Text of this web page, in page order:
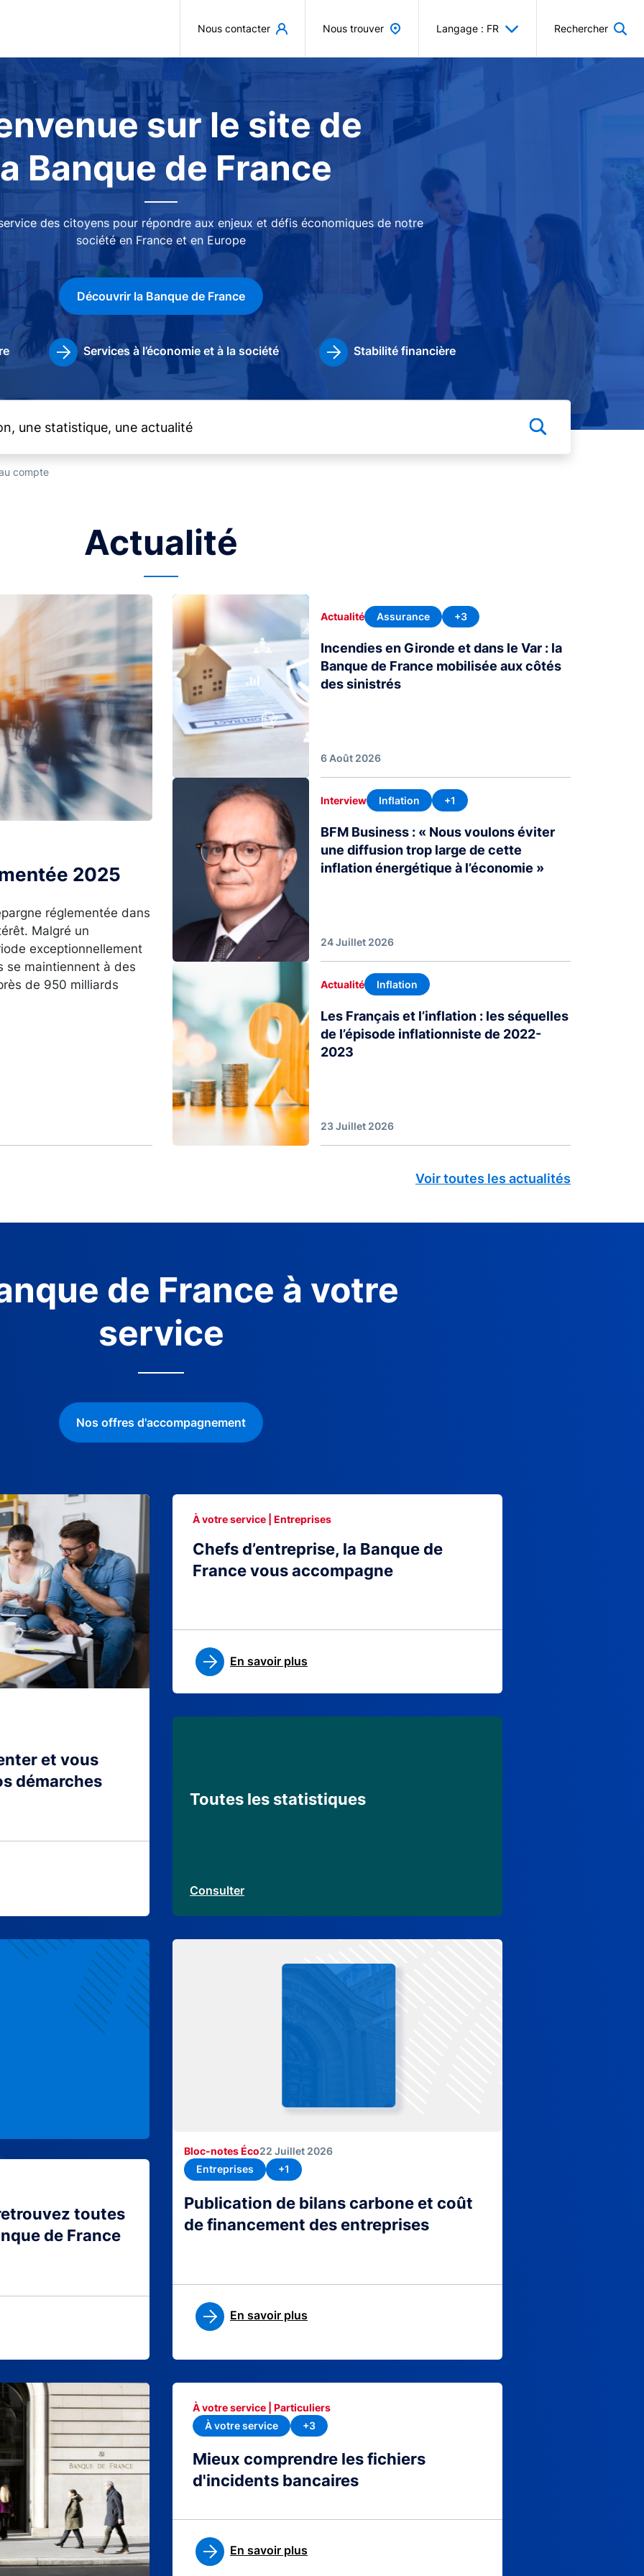
Nous contacter Nous trouver Langage : FR Rechercher
sur le site de
Banque de France
des citoyens pour répondre aux enjeux et défis économiques de notre
société en France et en Europe
Découvrir la Banque de France
Services à l’économie et à la société Stabilité financière
compte
Actualité
2025
réglementée dans
Malgré un
exceptionnellement
se maintiennent à des
de 950 milliards
Image
Actualité Assurance +3
Incendies en Gironde et dans le Var : la
Banque de France mobilisée aux côtés
des sinistrés
6 Août 2026
Interview Inflation +1
BFM Business : « Nous voulons éviter
une diffusion trop large de cette
inflation énergétique à l’économie »
24 Juillet 2026
Image
Actualité Inflation
Les Français et l’inflation : les séquelles
de l’épisode inflationniste de 2022-
2023
23 Juillet 2026
Voir toutes les actualités
de France à votre
service
Nos offres d'accompagnement
et vous
démarches
Chefs d’entreprise, la Banque de
France vous accompagne
À votre service | Entreprises
En savoir plus
Toutes les statistiques
Consulter
Publication de bilans carbone et coût
de financement des entreprises
Bloc-notes Éco22 Juillet 2026
Entreprises
+1
En savoir plus
toutes
de France
Mieux comprendre les fichiers
d'incidents bancaires
À votre service | Particuliers
À votre service
+3
En savoir plus